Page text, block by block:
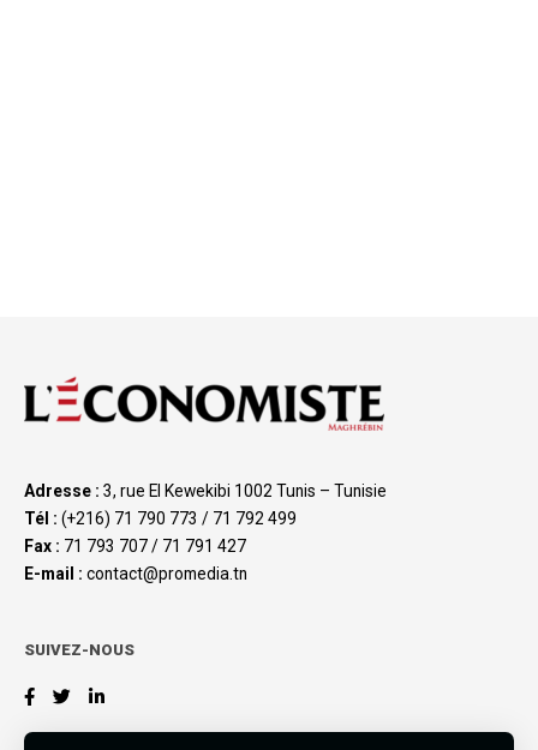
Adresse : 3, rue El Kewekibi 1002 Tunis – Tunisie
Tél : (+216) 71 790 773 / 71 792 499
Fax : 71 793 707 / 71 791 427
E-mail : contact@promedia.tn
SUIVEZ-NOUS